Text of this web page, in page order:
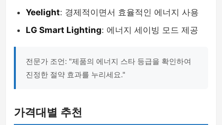
Yeelight: 경제적이면서 효율적인 에너지 사용
LG Smart Lighting: 에너지 세이빙 모드 제공
전문가 조언: "제품의 에너지 스타 등급을 확인하여
진정한 절약 효과를 누리세요."
가격대별 추천